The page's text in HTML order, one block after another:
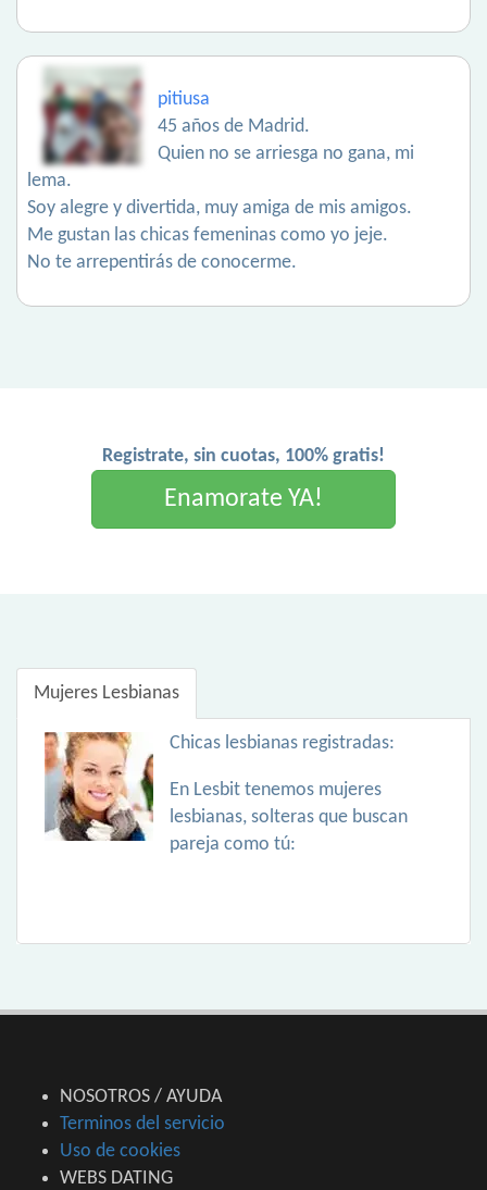
pitiusa
45 años de Madrid.
Quien no se arriesga no gana, mi
lema.
Soy alegre y divertida, muy amiga de mis amigos.
Me gustan las chicas femeninas como yo jeje.
No te arrepentirás de conocerme.
Registrate, sin cuotas, 100% gratis!
Enamorate YA!
Mujeres Lesbianas
Chicas lesbianas registradas:
En Lesbit tenemos mujeres
lesbianas, solteras que buscan
pareja como tú:
NOSOTROS / AYUDA
Terminos del servicio
Uso de cookies
WEBS DATING